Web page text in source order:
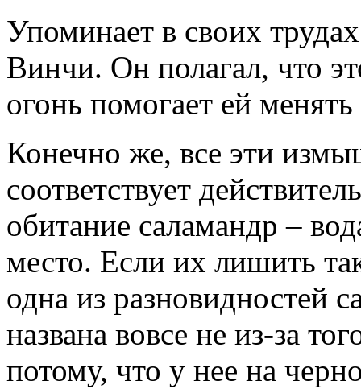
Упоминает в своих
Винчи. Он полагал, что
огонь помогает ей
Конечно же, все эти
соответствует
обитание саламандр –
место. Если их лишить
одна из разновидностей
названа вовсе не из-за
потому, что у нее на